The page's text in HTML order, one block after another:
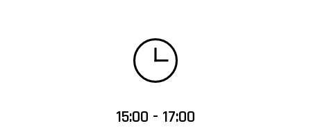
15:00 - 17:00